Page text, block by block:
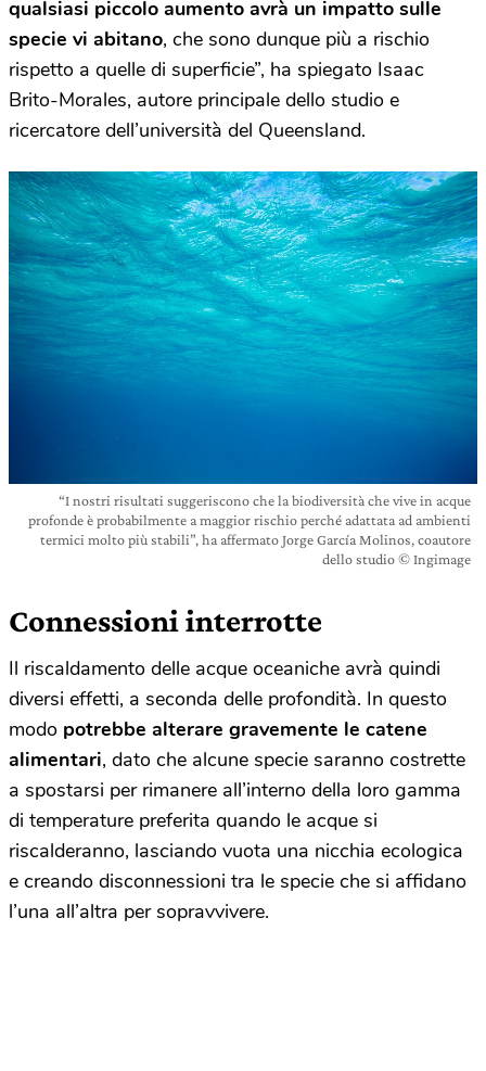
qualsiasi piccolo aumento avrà un impatto sulle
specie vi abitano, che sono dunque più a rischio
rispetto a quelle di superficie”, ha spiegato Isaac
Brito-Morales, autore principale dello studio e
ricercatore dell’università del Queensland.
“I nostri risultati suggeriscono che la biodiversità che vive in acque
profonde è probabilmente a maggior rischio perché adattata ad ambienti
termici molto più stabili”, ha affermato Jorge García Molinos, coautore
dello studio © Ingimage
Connessioni interrotte
Il riscaldamento delle acque oceaniche avrà quindi
diversi effetti, a seconda delle profondità. In questo
modo potrebbe alterare gravemente le catene
alimentari, dato che alcune specie saranno costrette
a spostarsi per rimanere all’interno della loro gamma
di temperature preferita quando le acque si
riscalderanno, lasciando vuota una nicchia ecologica
e creando disconnessioni tra le specie che si affidano
l’una all’altra per sopravvivere.